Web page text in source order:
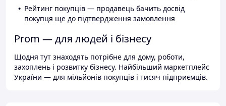
Рейтинг покупців — продавець бачить досвід
покупця ще до підтвердження замовлення
Prom — для людей і бізнесу
Щодня тут знаходять потрібне для дому, роботи,
захоплень і розвитку бізнесу. Найбільший маркетплейс
України — для мільйонів покупців і тисяч підприємців.